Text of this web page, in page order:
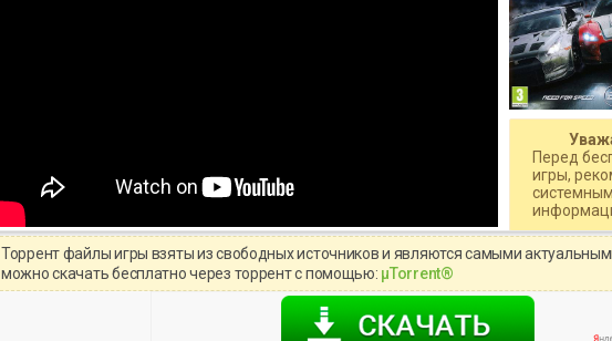
Перед
игры,
Торрент файлы игры взяты из свободных источников и являются самыми
можно скачать бесплатно через торрент с помощью: μTorrent®